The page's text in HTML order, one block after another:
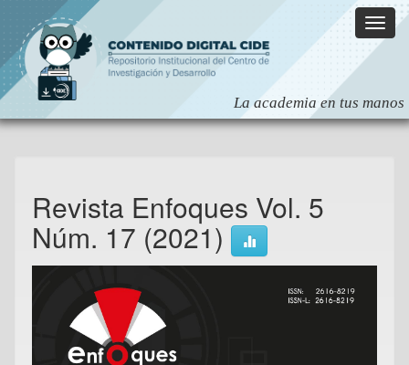
navigation
Revista Enfoques Vol. 5
Núm. 17 (2021)